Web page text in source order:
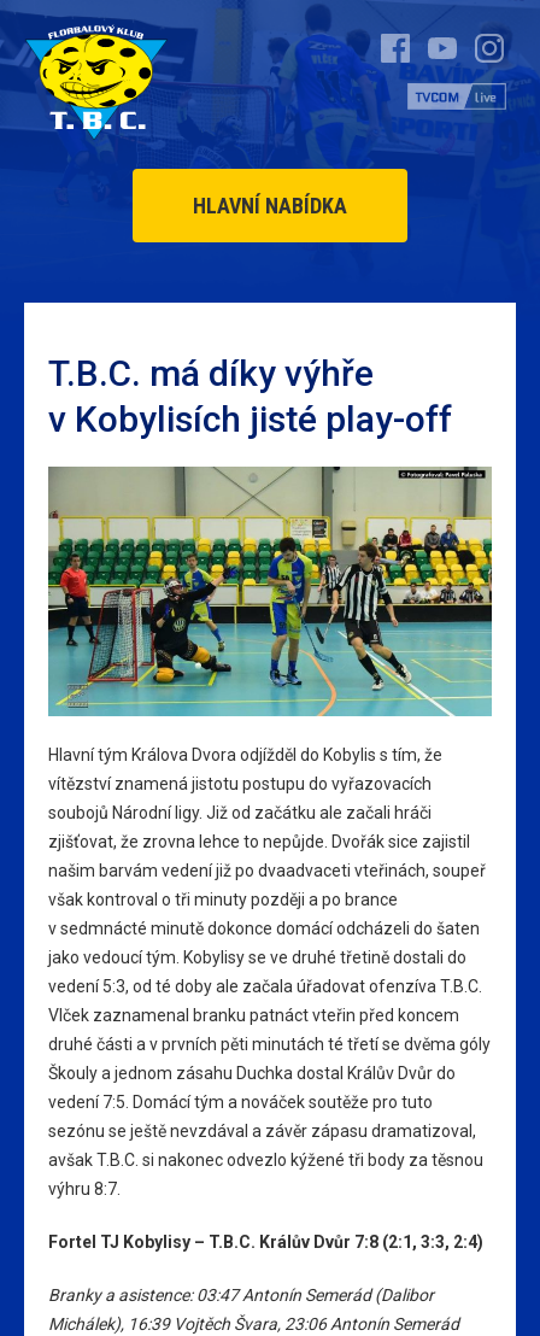
HLAVNÍ NABÍDKA
T.B.C. má díky výhře
v Kobylisích jisté play-off
Hlavní tým Králova Dvora odjížděl do Kobylis s tím, že
vítězství znamená jistotu postupu do vyřazovacích
soubojů Národní ligy. Již od začátku ale začali hráči
zjišťovat, že zrovna lehce to nepůjde. Dvořák sice zajistil
našim barvám vedení již po dvaadvaceti vteřinách, soupeř
však kontroval o tři minuty později a po brance
v sedmnácté minutě dokonce domácí odcházeli do šaten
jako vedoucí tým. Kobylisy se ve druhé třetině dostali do
vedení 5:3, od té doby ale začala úřadovat ofenzíva T.B.C.
Vlček zaznamenal branku patnáct vteřin před koncem
druhé části a v prvních pěti minutách té třetí se dvěma góly
Škouly a jednom zásahu Duchka dostal Králův Dvůr do
vedení 7:5. Domácí tým a nováček soutěže pro tuto
sezónu se ještě nevzdával a závěr zápasu dramatizoval,
avšak T.B.C. si nakonec odvezlo kýžené tři body za těsnou
výhru 8:7.
Fortel TJ Kobylisy – T.B.C. Králův Dvůr 7:8 (2:1, 3:3, 2:4)
Branky a asistence:03:47 Antonín Semerád (Dalibor
Michálek), 16:39 Vojtěch Švara, 23:06 Antonín Semerád